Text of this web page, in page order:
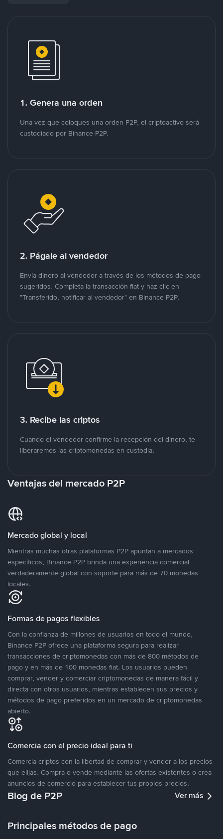
1. Genera una orden
Una vez que coloques una orden P2P, el criptoactivo será
custodiado por Binance P2P.
2. Págale al vendedor
Envía dinero al vendedor a través de los métodos de pago
sugeridos. Completa la transacción fiat y haz clic en
"Transferido, notificar al vendedor" en Binance P2P.
3. Recibe las criptos
Cuando el vendedor confirme la recepción del dinero, te
liberaremos las criptomonedas en custodia.
Ventajas del mercado P2P
Mercado global y local
Mientras muchas otras plataformas P2P apuntan a mercados
específicos, Binance P2P brinda una experiencia comercial
verdaderamente global con soporte para más de 70 monedas
locales.
Formas de pagos flexibles
Con la confianza de millones de usuarios en todo el mundo,
Binance P2P ofrece una plataforma segura para realizar
transacciones de criptomonedas con más de 800 métodos de
pago y en más de 100 monedas fiat. Los usuarios pueden
comprar, vender y comerciar criptomonedas de manera fácil y
directa con otros usuarios, mientras establecen sus precios y
métodos de pago preferidos en un mercado de criptomonedas
abierto.
Comercia con el precio ideal para ti
Comercia criptos con la libertad de comprar y vender a los precios
que elijas. Compra o vende mediante las ofertas existentes o crea
anuncios de comercio para establecer tus propios precios.
Blog de P2P Ver más
Principales métodos de pago